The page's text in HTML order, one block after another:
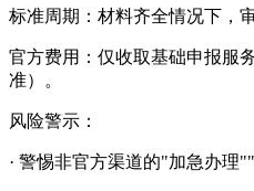
标准周期：材料齐全情况下，
官方费用：仅收取基础申报服
准）。
风险警示：
· 警惕非官方渠道的"加急办理